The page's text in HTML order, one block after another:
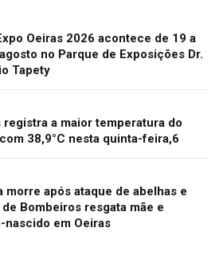
Oeiras 2026 acontece de 19 a
no Parque de Exposições Dr.
Tapety
registra a maior temperatura do
38,9°C nesta quinta-feira,6
morre após ataque de abelhas e
Bombeiros resgata mãe e
nascido em Oeiras